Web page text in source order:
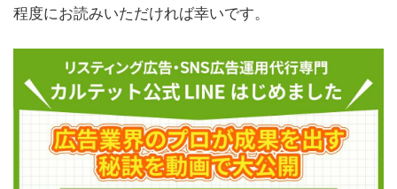
程度にお読みいただければ幸いです。